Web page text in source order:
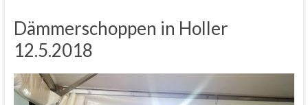
Dämmerschoppen in Holler
12.5.2018